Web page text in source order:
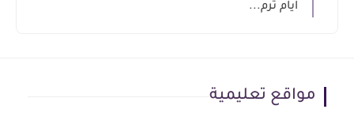
ايام ترم...
مواقع تعليمية